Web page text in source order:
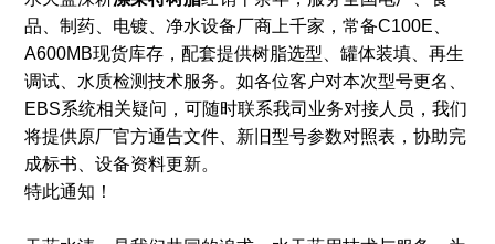
品、制药、电镀、净水设备厂商上千家，常备C100E、
A600MB现货库存，配套提供树脂选型、罐体装填、再生
调试、水质检测技术服务。如各位客户对本次型号更名、
EBS系统相关疑问，可随时联系我司业务对接人员，我们
将提供原厂官方通告文件、新旧型号参数对照表，协助完
成标书、设备资料更新。
特此通知！